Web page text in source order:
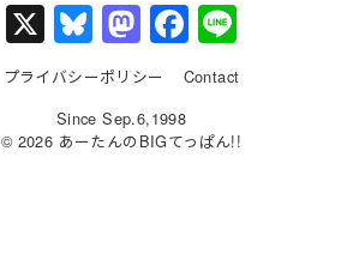
X Bl
u
e
s
M
a
st
o
F
a
c
e
プライバシーポリシー
Contact
Since Sep.6,1998
© 2026 あーたんのBIGてっぱん!!